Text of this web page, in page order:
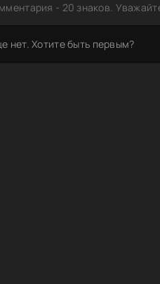
- 20 знаков.
нет. Хотите быть первым?